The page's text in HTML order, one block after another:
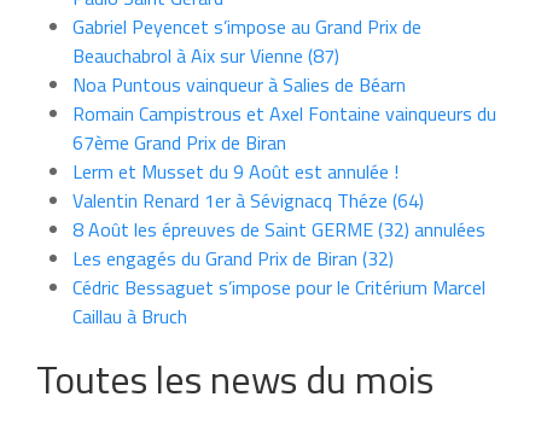
Gabriel Peyencet s’impose au Grand Prix de
Beauchabrol à Aix sur Vienne (87)
Noa Puntous vainqueur à Salies de Béarn
Romain Campistrous et Axel Fontaine vainqueurs du
67ème Grand Prix de Biran
Lerm et Musset du 9 Août est annulée !
Valentin Renard 1er à Sévignacq Théze (64)
8 Août les épreuves de Saint GERME (32) annulées
Les engagés du Grand Prix de Biran (32)
Cédric Bessaguet s’impose pour le Critérium Marcel
Caillau à Bruch
Toutes les news du mois